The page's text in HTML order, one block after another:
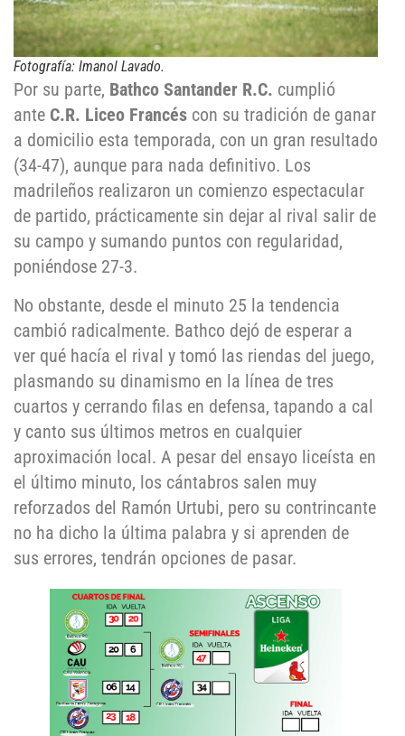
Fotografía: Imanol Lavado.
Por su parte, Bathco Santander R.C. cumplió
ante C.R. Liceo Francés con su tradición de ganar
a domicilio esta temporada, con un gran resultado
(34-47), aunque para nada definitivo. Los
madrileños realizaron un comienzo espectacular
de partido, prácticamente sin dejar al rival salir de
su campo y sumando puntos con regularidad,
poniéndose 27-3.
No obstante, desde el minuto 25 la tendencia
cambió radicalmente. Bathco dejó de esperar a
ver qué hacía el rival y tomó las riendas del juego,
plasmando su dinamismo en la línea de tres
cuartos y cerrando filas en defensa, tapando a cal
y canto sus últimos metros en cualquier
aproximación local. A pesar del ensayo liceísta en
el último minuto, los cántabros salen muy
reforzados del Ramón Urtubi, pero su contrincante
no ha dicho la última palabra y si aprenden de
sus errores, tendrán opciones de pasar.